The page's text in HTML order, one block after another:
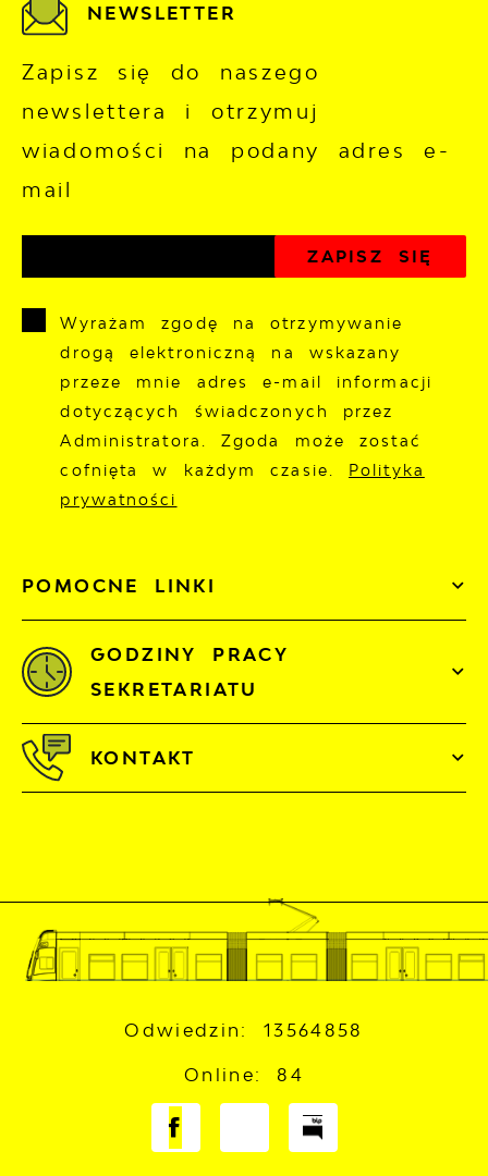
POMOCNE LINKI
NEWSLETTER
Zapisz się do naszego
newslettera i otrzymuj
wiadomości na podany adres e-
mail
Wyrażam zgodę na otrzymywanie
drogą elektroniczną na wskazany
przeze mnie adres e-mail informacji
dotyczących świadczonych przez
Administratora. Zgoda może zostać
cofnięta w każdym czasie. Polityka
prywatności
GODZINY PRACY
SEKRETARIATU
KONTAKT
Odwiedzin: 13564858
Online: 84